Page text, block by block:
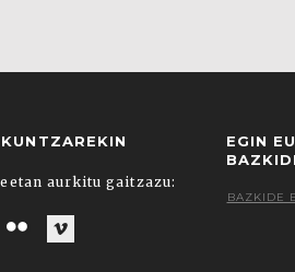
aurkitu gaitzazu:
EGIN
BAZKIDE